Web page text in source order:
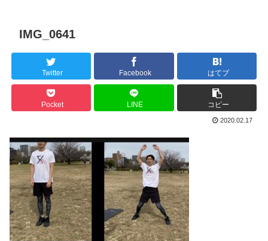
IMG_0641
Twitter Facebook はてブ
Pocket LINE コピー
2020.02.17